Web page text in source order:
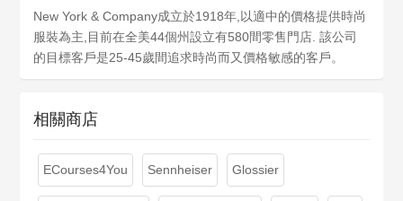
New York & Company成立於1918年,以適中的價格提供時尚
服裝為主,目前在全美44個州設立有580間零售門店. 該公司
的目標客戶是25-45歲間追求時尚而又價格敏感的客戶。
相關商店
ECourses4You Sennheiser Glossier